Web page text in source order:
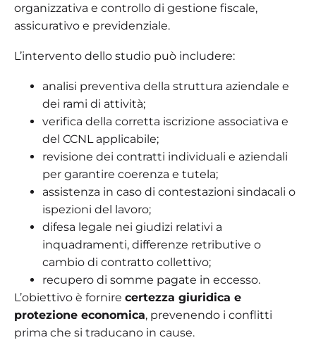
organizzativa e controllo di gestione fiscale,
assicurativo e previdenziale.
L’intervento dello studio può includere:
analisi preventiva della struttura aziendale e
dei rami di attività;
verifica della corretta iscrizione associativa e
del CCNL applicabile;
revisione dei contratti individuali e aziendali
per garantire coerenza e tutela;
assistenza in caso di contestazioni sindacali o
ispezioni del lavoro;
difesa legale nei giudizi relativi a
inquadramenti, differenze retributive o
cambio di contratto collettivo;
recupero di somme pagate in eccesso.
L’obiettivo è fornire certezza giuridica e
protezione economica, prevenendo i conflitti
prima che si traducano in cause.